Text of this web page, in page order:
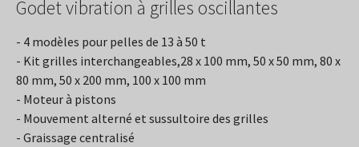
Godet vibration à grilles oscillantes
- 4 modèles pour pelles de 13 à 50 t
- Kit grilles interchangeables,28 x 100 mm, 50 x 50 mm, 80 x
80 mm, 50 x 200 mm, 100 x 100 mm
- Moteur à pistons
- Mouvement alterné et sussultoire des grilles
- Graissage centralisé